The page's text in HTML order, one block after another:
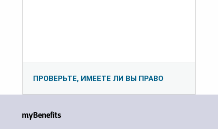
ПРОВЕРЬТЕ, ИМЕЕТЕ ЛИ ВЫ ПРАВО
myBenefits